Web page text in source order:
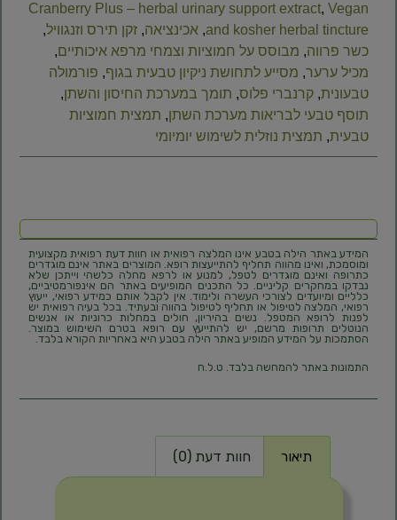
Cranberry Plus – herbal urinary support extract, Vegan
and kosher herbal tincture
, אכינציאה, זקן תירס וזנגוויל,
כשר פרווה, מבוסס על חמוציות וצמחי מרפא איכותיים,
מכיל ערער, מסייע לתחושת ניקיון טבעית בגוף, פורמולה
טבעונית, קרנברי פלוס, תומך במערכת החיסון והשתן,
תוסף טבעי לבריאות מערכת השתן, תמצית חמוציות
טבעית, תמצית נוזלית לשימוש יומיומי
המידע באתר הילה בטבע אינו המלצה רפואית או חוות דעת רפואית מקצועית
ומוסמכת, ואינו מהווה תחליף להתייעצות רופא. המוצרים באתר אינם מוגדרים
כתרופה ואינם מוגדרים לטפל, למנוע או לרפא מחלה כלשהי וייתכן שלא
נבדקו במחקרים קליניים. כל התכנים המופיעים באתר הם אינפורמטיביים,
כלליים ומיועדים לצורכי העשרה ולימוד. אין לקבל אותם כמידע רפואי, ייעוץ
רפואי, המלצה לטיפול או תחליף לטיפול בהווה ובעתיד. בכל בעיה רפואית יש
לפנות לרופא המטפל. נשים בהיריון, חולים במחלות כרוניות או אנשים
הנוטלים תרופות מרשם, יש להתייעץ עם רופא בטרם השימוש במוצר.
הסתמכות על המידע המופיע באתר הילה בטבע היא באחריות הקורא בלבד.
התמונות באתר להמחשה בלבד. ט.ל.ח
תיאור חוות דעת (0)